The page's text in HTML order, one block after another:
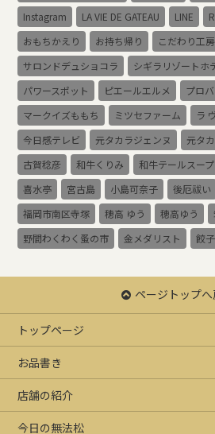
Instagram
LA VIE DE GATEAU LINE
おもちかえり
お持ち帰り こだわり工
サロンドデュショコラ
シギラリゾートホ
パワースポット
ピエールエルメ
プロ
マークイズももち
ミツセファーム
ラ
今日感テレビ
元タカラジェンヌ
元タ
古賀稔彦
和牛くりみ 和牛テールスープ
喜水亭
宮古島 小島可奈子 後厄祓い
福岡市南区寺塚
穂高 ゆう 穂高ゆう
野間わくわく蚤の市
金メダリスト 餃子
ページトップへ
トップページ
お品書き
店舗の紹介
今日の無法松